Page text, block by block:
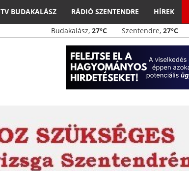
TV BUDAKALÁSZ RÁDIÓ SZENTENDRE HÍREK
Budakalász, 27°C Szentendre, 27°C